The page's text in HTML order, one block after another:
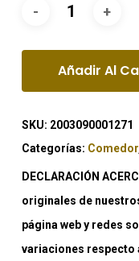
Añadir Al
SKU: 2003090001271
Categorías: Comedor
DECLARACIÓN
originales de
página web y redes
variaciones respecto